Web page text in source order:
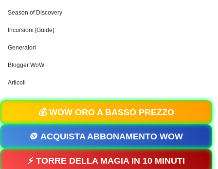
Season of Discovery
Incursioni [Guide]
Generatori
Blogger WoW
Articoli
💰 WOW ORO A BASSO PREZZO
🪙 ACQUISTA ABBONAMENTO WOW
⚡ TORRE DELLA MAGIA IN 10 MINUTI